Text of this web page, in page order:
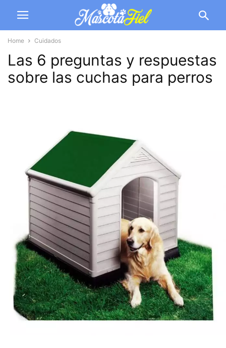
Home Cuidados
Las 6 preguntas y respuestas
sobre las cuchas para perros